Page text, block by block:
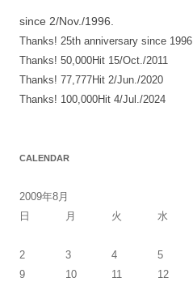
ョ
ン
since 2/Nov./1996.
Thanks! 25th anniversary since 1996
Thanks! 50,000Hit 15/Oct./2011
Thanks! 77,777Hit 2/Jun./2020
Thanks! 100,000Hit 4/Jul./2024
CALENDAR
2009年8月
日
月 火 水
2
3 4 5
9
10 11 12